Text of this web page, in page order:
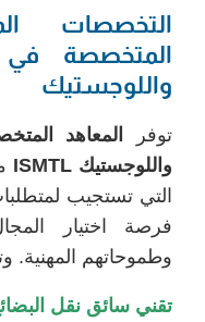
التخصصات
المتخصصة
واللوجستيك
توفر
المعاهد
واللوجستيكISMTL
التي تستجيب
فرصة اختيار
وطموحاتهم
تقني سائق نقل